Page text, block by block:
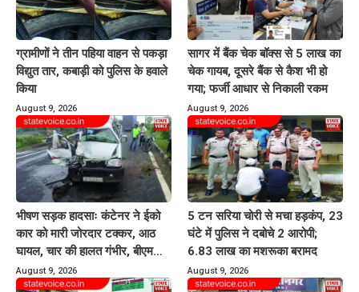
ग्रामीणों ने तीन पहिया वाहन से पकड़ा
विद्युत तार, कबाड़ी को पुलिस के हवाले
किया
August 9, 2026
सागर में बैंक चेक बॉक्स से 5 लाख का
चेक गायब, दूसरे बैंक से कैश भी हो
गया; फर्जी आधार से निकाली रकम
August 9, 2026
भीषण सड़क हादसाः कंटेनर ने ईको
कार को मारी जोरदार टक्कर, आठ
घायल, चार की हालत गंभीर, बीएमसी
रेफर
August 9, 2026
5 टन सरिया चोरी से मचा हड़कंप, 23
घंटे में पुलिस ने दबोचे 2 आरोपी;
6.83 लाख का मशरूका बरामद
August 9, 2026